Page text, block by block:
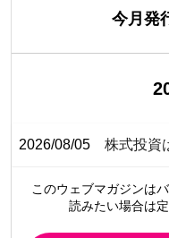
今月発
2026/08/05 株式投資
このウェブマガジンは
読みたい場合は